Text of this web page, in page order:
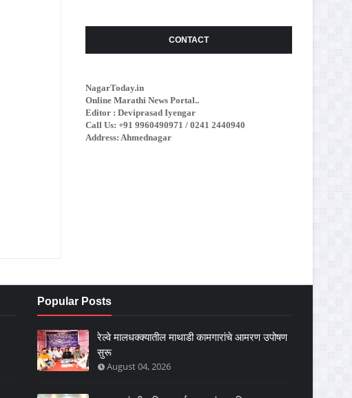
CONTACT
NagarToday.in
Online Marathi News Portal..
Editor : Deviprasad Iyengar
Call Us: +91 9960490971 / 0241 2440940
Address: Ahmednagar
Popular Posts
रेल्वे मालधक्क्यातील माथाडी कामगारांचे आमरण उपोषण
सुरू
August 04, 2026